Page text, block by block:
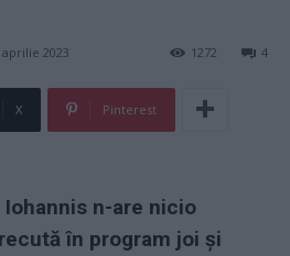
2023 4
1272
X Pinterest
n-are nicio
în program joi și